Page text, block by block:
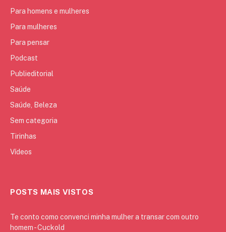
Para homens e mulheres
Para mulheres
Para pensar
Podcast
Publieditorial
Saúde
Saúde, Beleza
Sem categoria
Tirinhas
Vídeos
POSTS MAIS VISTOS
Te conto como convenci minha mulher a transar com outro
homem - Cuckold